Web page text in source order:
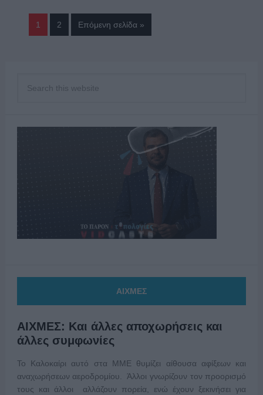
1 2 Επόμενη σελίδα »
ΑΙΧΜΕΣ
ΑΙΧΜΕΣ: Και άλλες αποχωρήσεις και
άλλες συμφωνίες
Το Καλοκαίρι αυτό στα ΜΜΕ θυμίζει αίθουσα αφίξεων και
αναχωρήσεων αεροδρομίου. Άλλοι γνωρίζουν τον προορισμό
τους και άλλοι αλλάζουν πορεία, ενώ έχουν ξεκινήσει για